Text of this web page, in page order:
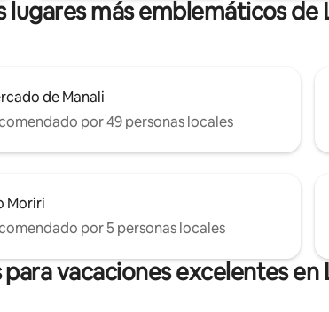
más emblemáticos de
de Manali
por 49 personas locales
Moriri
por 5 personas locales
vacaciones excelentes en